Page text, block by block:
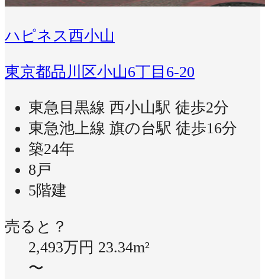
ハピネス西小山
東京都品川区小山6丁目6-20
東急目黒線 西小山駅 徒歩2分
東急池上線 旗の台駅 徒歩16分
築24年
8戸
5階建
売ると？
2,493万円 23.34m²
〜